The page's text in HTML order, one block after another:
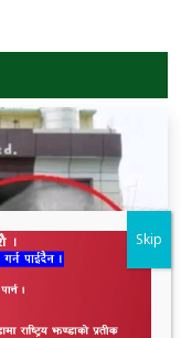
Skip